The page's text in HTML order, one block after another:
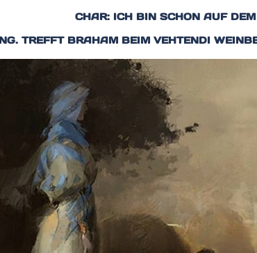
CHAR: ICH BIN SCHON AUF DEM
TREFFT BRAHAM BEIM VEHTENDI